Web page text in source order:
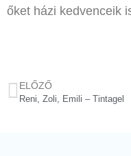
őket házi kedvenceik
ELŐZŐ
Reni, Zoli, Emili – Tintagel